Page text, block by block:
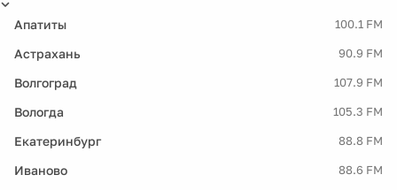
Апатиты 100.1 FM
Астрахань 90.9 FM
Волгоград 107.9 FM
Вологда 105.3 FM
Екатеринбург 88.8 FM
Иваново 88.6 FM